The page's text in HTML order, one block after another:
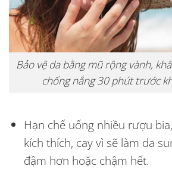
Bảo vệ da bằng mũ rộng vành,
chống nắng 30 phút trước
Hạn chế uống nhiều rượu
kích thích, cay vì sẽ làm da
đậm hơn hoặc chậm hết.